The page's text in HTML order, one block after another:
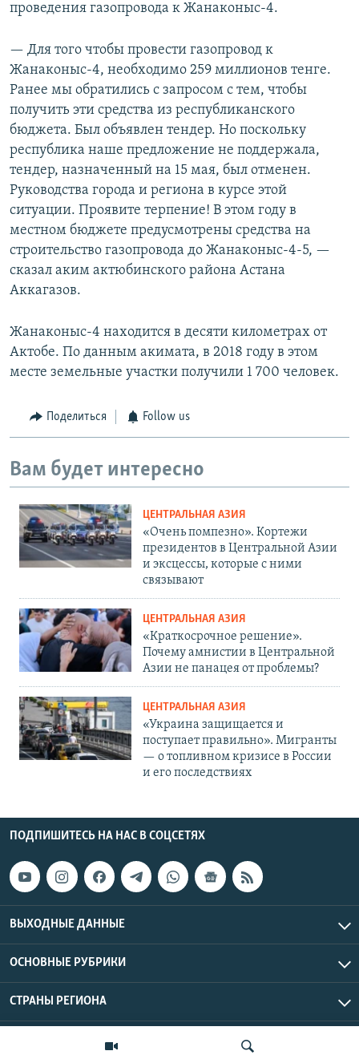
проведения газопровода к Жанаконыс-4.
— Для того чтобы провести газопровод к
Жанаконыс-4, необходимо 259 миллионов тенге.
Ранее мы обратились с запросом с тем, чтобы
получить эти средства из республиканского
бюджета. Был объявлен тендер. Но поскольку
республика наше предложение не поддержала,
тендер, назначенный на 15 мая, был отменен.
Руководства города и региона в курсе этой
ситуации. Проявите терпение! В этом году в
местном бюджете предусмотрены средства на
строительство газопровода до Жанаконыс-4-5, —
сказал аким актюбинского района Астана
Аккагазов.
Жанаконыс-4 находится в десяти километрах от
Актобе. По данным акимата, в 2018 году в этом
месте земельные участки получили 1 700 человек.
Поделиться Follow us
Вам будет интересно
ЦЕНТРАЛЬНАЯ АЗИЯ
«Очень помпезно». Кортежи
президентов в Центральной Азии
и эксцессы, которые с ними
связывают
ЦЕНТРАЛЬНАЯ АЗИЯ
«Краткосрочное решение».
Почему амнистии в Центральной
Азии не панацея от проблемы?
ЦЕНТРАЛЬНАЯ АЗИЯ
«Украина защищается и
поступает правильно». Мигранты
— о топливном кризисе в России
и его последствиях
ПОДПИШИТЕСЬ НА НАС В СОЦСЕТЯХ
ВЫХОДНЫЕ ДАННЫЕ
ОСНОВНЫЕ РУБРИКИ
СТРАНЫ РЕГИОНА
Азаттык Азия © 2026 RFE/RL, Inc. | Все права защищены.